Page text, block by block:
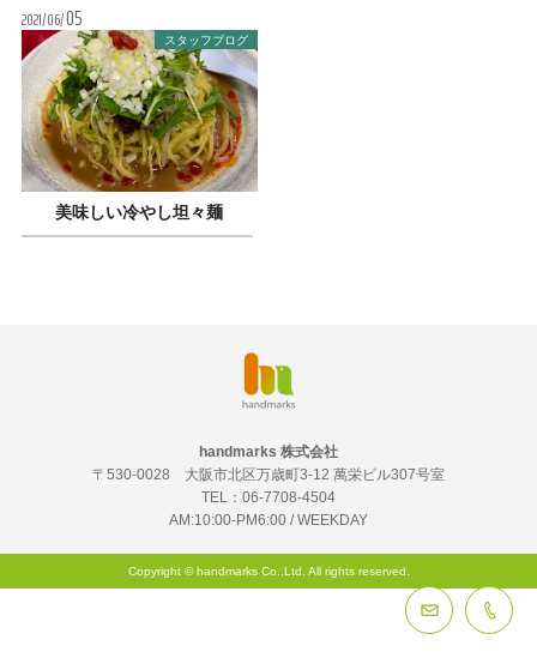
美味しい冷やし坦々麺
2021 06 05
スタッフブログ
handmarks 株式会社
〒530-0028 大阪市北区万歳町3-12 萬栄ビル307号室
TEL： 06-7708-4504
AM:10:00-PM6:00 / WEEKDAY
Copyright © handmarks Co.,Ltd. All rights reserved.